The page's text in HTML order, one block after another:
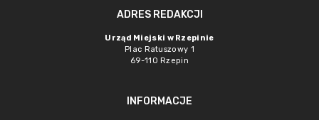
ADRES REDAKCJI
Urząd Miejski w Rzepinie
Plac Ratuszowy 1
69-110 Rzepin
INFORMACJE